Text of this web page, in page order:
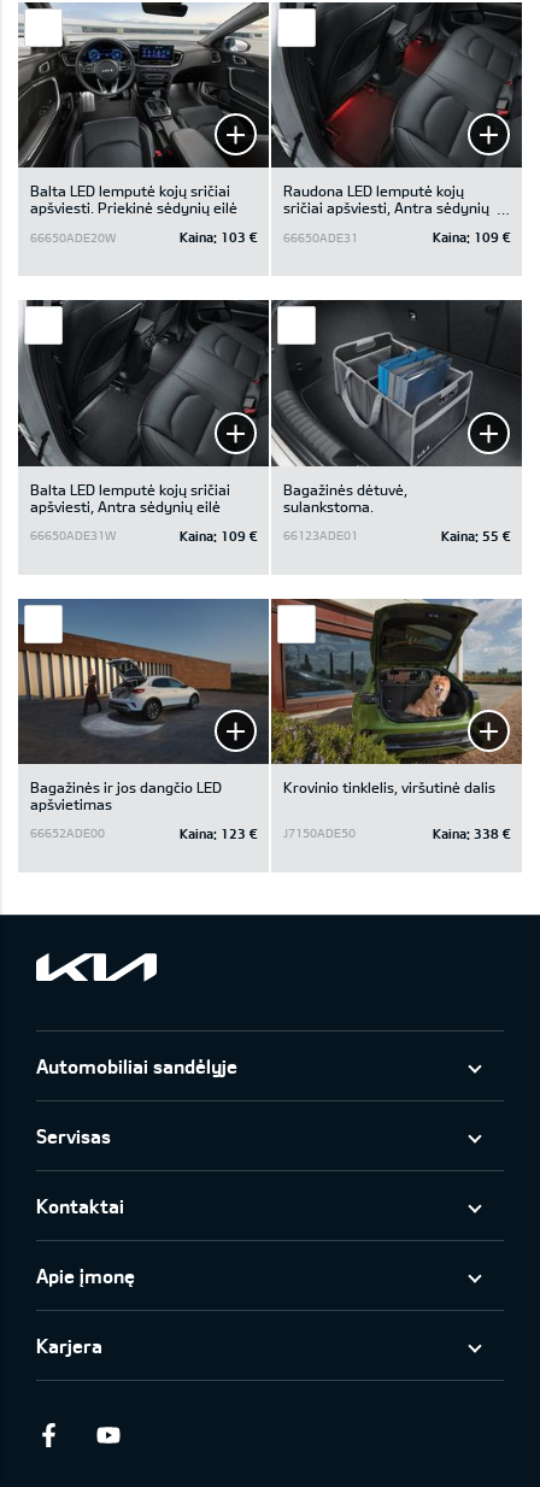
Balta LED lemputė kojų sričiai
apšviesti. Priekinė sėdynių eilė
66650ADE20W Kaina: 103 €
Raudona LED lemputė kojų
sričiai apšviesti, Antra sėdynių
66650ADE31 Kaina: 109 €
Balta LED lemputė kojų sričiai
apšviesti, Antra sėdynių eilė
66650ADE31W Kaina: 109 €
Bagažinės dėtuvė,
sulankstoma.
66123ADE01 Kaina: 55 €
Bagažinės ir jos dangčio LED
apšvietimas
66652ADE00 Kaina: 123 €
Krovinio tinklelis, viršutinė dalis
J7150ADE50 Kaina: 338 €
Automobiliai sandėlyje
Servisas
Kontaktai
Apie įmonę
Karjera
Facebook